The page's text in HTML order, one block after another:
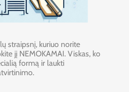
straipsnį, kuriuo norite
jį NEMOKAMAI. Viskas, ko
formą ir laukti